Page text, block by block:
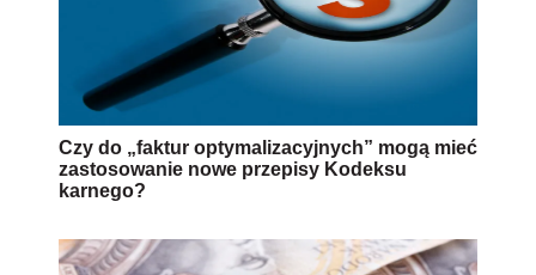
Czy do „faktur optymalizacyjnych” mogą mieć
zastosowanie nowe przepisy Kodeksu
karnego?